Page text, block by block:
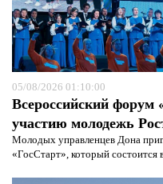
05/08/2026 01:10:00
Всероссийский форум
участию молодежь
Молодых управленцев Дона
«ГосСтарт», который